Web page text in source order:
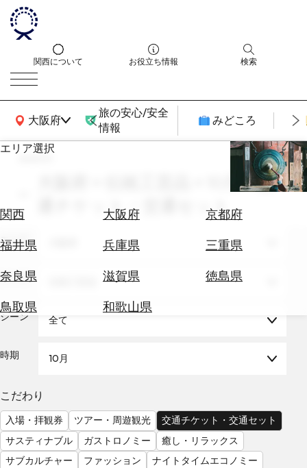
関西について お役立ち情報 検索
大阪府
関西広域MAP
旅の安心/安全
情報
みどころ
エリア選択
関西 大阪府
京都府
福井県
兵庫県
三重県
奈良県
滋賀県
徳島県
鳥取県
和歌山県
エ
券
テ
を
る
気
を
見
る
search
大阪府 × 伝統工芸品 × 10月 × 交
通チケット・交通セット
エリア
テーマ
シーン 全て
時期 10月
こだわり
入場・拝観券 ツアー・周遊観光
交通チケット・交通セット
サスティナブル
ガストロノミー
癒し・リラックス
サブカルチャー
ファッション
ナイトタイムエコノミー